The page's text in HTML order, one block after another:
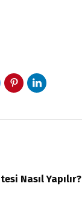
Nasıl Yapılır?